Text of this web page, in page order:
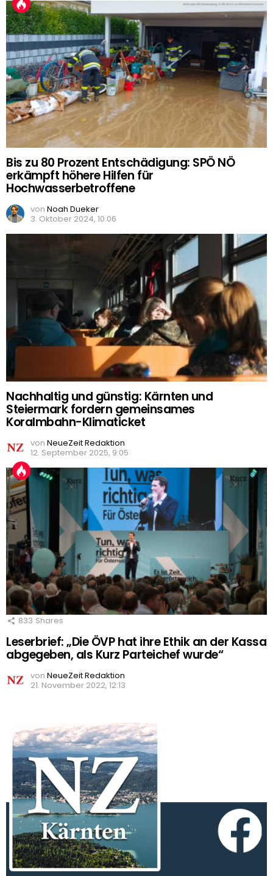
Bis zu 80 Prozent Entschädigung: SPÖ NÖ
erkämpft höhere Hilfen für
Hochwasserbetroffene
von Noah Dueker
3. Oktober 2024, 10:06
Nachhaltig und günstig: Kärnten und
Steiermark fordern gemeinsames
Koralmbahn-Klimaticket
von NeueZeit Redaktion
12. September 2025, 9:05
833 Shares
Leserbrief: „Die ÖVP hat ihre Ethik an der Kassa
abgegeben, als Kurz Parteichef wurde“
von NeueZeit Redaktion
21. November 2022, 12:13